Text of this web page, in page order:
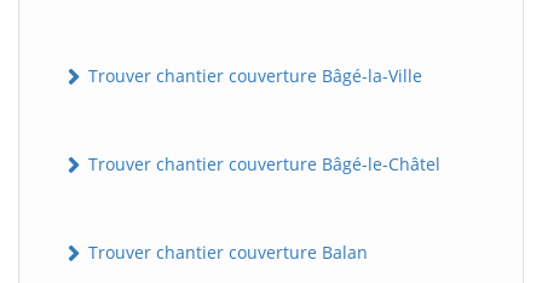
Trouver chantier couverture Bâgé-la-Ville
Trouver chantier couverture Bâgé-le-Châtel
Trouver chantier couverture Balan